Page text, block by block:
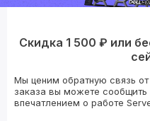
Скидка 1 500 ₽ или
Мы ценим обратную связь
заказа вы можете
впечатлением о работе